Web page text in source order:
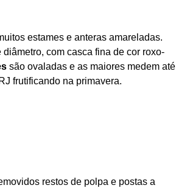
estames e anteras amareladas.
com casca fina de cor roxo-
são ovaladas e as maiores medem até
frutificando na primavera.
restos de polpa e postas a